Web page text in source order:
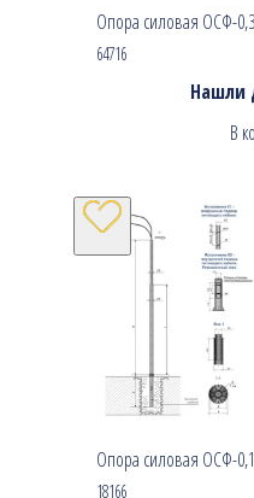
Опора силовая ОСФ-
64716
Нашли
В
Опора силовая ОСФ-
18166